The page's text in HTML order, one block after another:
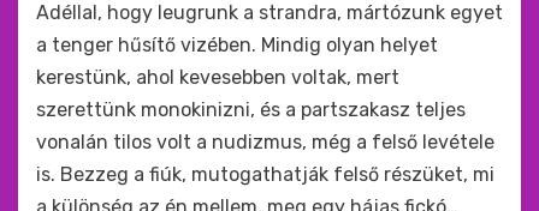
Adéllal, hogy leugrunk a strandra, mártózunk egyet
a tenger hűsítő vizében. Mindig olyan helyet
kerestünk, ahol kevesebben voltak, mert
szerettünk monokinizni, és a partszakasz teljes
vonalán tilos volt a nudizmus, még a felső levétele
is. Bezzeg a fiúk, mutogathatják felső részüket, mi